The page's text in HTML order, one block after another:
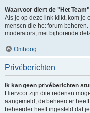
Waarvoor dient de "Het
Als je op deze link klikt, kom je
mensen die het forum
moderators, met bijhorende
Omhoog
Privéberichten
Ik kan geen privéberichten
Hiervoor zijn drie redenen
aangemeld, de beheerder
beheerder heeft ingesteld dat